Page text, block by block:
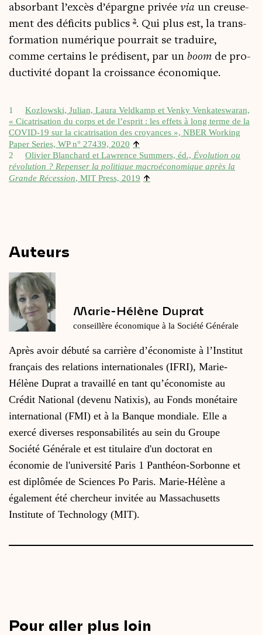
absor­bant l’ex­cès d’é­pargne pri­vée via un creu­se­
ment des défi­cits publics 2. Qui plus est, la trans­
for­ma­tion numé­rique pour­rait se tra­duire,
comme cer­tains le pré­disent, par un boom de pro­
duc­ti­vi­té dopant la crois­sance économique.
1
Koz­lows­ki, Julian, Lau­ra Veld­kamp et Ven­ky Ven­ka­tes­wa­ran,
« Cica­tri­sa­tion du corps et de l’esprit : les effets à long terme de la
COVID-19 sur la cica­tri­sa­tion des croyances », NBER Wor­king
Paper Series, WP n° 27439, 2020 ↑
2 Oli­vier Blan­chard et Law­rence Sum­mers, éd., Évo­lu­tion ou
révo­lu­tion ? Repen­ser la poli­tique macroé­co­no­mique après la
Grande Réces­sion, MIT Press, 2019 ↑
Auteurs
Marie-Hélène Duprat
conseillère économique à la Société Générale
Après avoir débuté sa carrière d’économiste à l’Institut
français des relations internationales (IFRI), Marie-
Hélène Duprat a travaillé en tant qu’économiste au
Crédit National (devenu Natixis), au Fonds monétaire
international (FMI) et à la Banque mondiale. Elle a
exercé diverses responsabilités au sein du Groupe
Société Générale et est titulaire d'un doctorat en
économie de l'université Paris 1 Panthéon-Sorbonne et
est diplômée de Sciences Po Paris. Marie-Hélène a
également été chercheur invitée au Massachusetts
Institute of Technology (MIT).
Pour aller plus loin